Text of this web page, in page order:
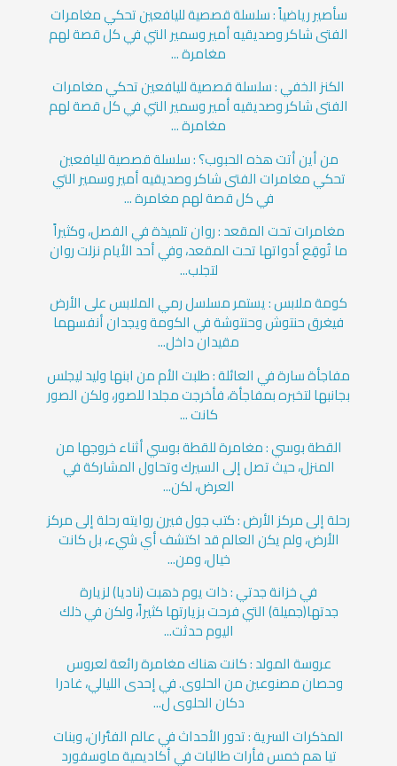
سأصير رياضياً : سلسلة قصصية لليافعين تحكي مغامرات
الفتى شاكر وصديقيه أمير وسمير التي في كل قصة لهم
مغامرة ...
الكنز الخفي : سلسلة قصصية لليافعين تحكي مغامرات
الفتى شاكر وصديقيه أمير وسمير التي في كل قصة لهم
مغامرة ...
من أين أتت هذه الحبوب؟ : سلسلة قصصية لليافعين
تحكي مغامرات الفتى شاكر وصديقيه أمير وسمير التي
في كل قصة لهم مغامرة ...
مغامرات تحت المقعد : روان تلميذة في الفصل، وكثيراً
ما تُوقِع أدواتها تحت المقعد، وفي أحد الأيام نزلت روان
لتجلب...
كومة ملابس : يستمر مسلسل رمي الملابس على الأرض
فيغرق حنتوش وحنتوشة في الكومة ويجدان أنفسهما
مقيدان داخل...
مفاجأة سارة في العائلة : طلبت الأم من ابنها وليد ليجلس
بجانبها لتخبره بمفاجأة، فأخرجت مجلدا للصور، ولكن الصور
كانت ...
القطة بوسي : مغامرة للقطة بوسي أثناء خروجها من
المنزل، حيث تصل إلى السيرك وتحاول المشاركة في
العرض، لكن...
رحلة إلى مركز الأرض : كتب جول فيرن روايته رحلة إلى مركز
الأرض، ولم يكن العالم قد اكتشف أي شيء، بل كانت
خيال، ومن...
في خزانة جدتي : ذات يوم ذهبت (ناديا) لزيارة
جدتها(جميلة) التي فرحت بزيارتها كثيراً، ولكن في ذلك
اليوم حدثت...
عروسة المولد : كانت هناك مغامرة رائعة لعروس
وحصان مصنوعين من الحلوى. في إحدى الليالي، غادرا
دكان الحلوى ل...
المذكرات السرية : تدور الأحداث في عالم الفئران، وبنات
تيا هم خمس فأرات طالبات في أكاديمية ماوسفورد